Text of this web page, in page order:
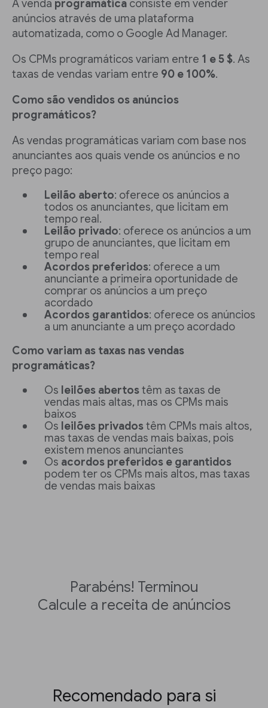
A venda programática consiste em vender
anúncios através de uma plataforma
automatizada, como o Google Ad Manager.
Os CPMs programáticos variam entre 1 e 5 $. As
taxas de vendas variam entre 90 e 100%.
Como são vendidos os anúncios
programáticos?
As vendas programáticas variam com base nos
anunciantes aos quais vende os anúncios e no
preço pago:
Leilão aberto: oferece os anúncios a
todos os anunciantes, que licitam em
tempo real.
Leilão privado: oferece os anúncios a um
grupo de anunciantes, que licitam em
tempo real
Acordos preferidos: oferece a um
anunciante a primeira oportunidade de
comprar os anúncios a um preço
acordado
Acordos garantidos: oferece os anúncios
a um anunciante a um preço acordado
Como variam as taxas nas vendas
programáticas?
Os leilões abertostêm as taxas de
vendas mais altas, mas os CPMs mais
baixos
Os leilões privadostêm CPMs mais altos,
mas taxas de vendas mais baixas, pois
existem menos anunciantes
Os acordos preferidos e garantidos
podem ter os CPMs mais altos, mas taxas
de vendas mais baixas
Parabéns! Terminou
Calcule a receita de anúncios
Recomendado para si